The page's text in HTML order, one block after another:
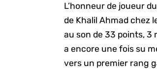
L’honneur de joueur
de Khalil Ahmad chez
au son de 33 points, 3
a encore une fois su
vers un premier rang